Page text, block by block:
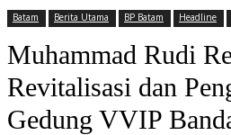
Batam Berita Utama BP Batam Headline
Muhammad Rudi
Revitalisasi dan
Gedung VVIP